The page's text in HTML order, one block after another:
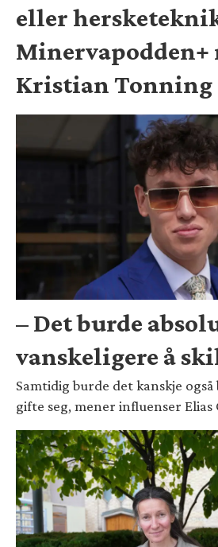
eller
Minervapodden+
Kristian Tonning
– Det burde
vanskeligere å
Samtidig burde det kanskje
gifte seg, mener influenser Elias